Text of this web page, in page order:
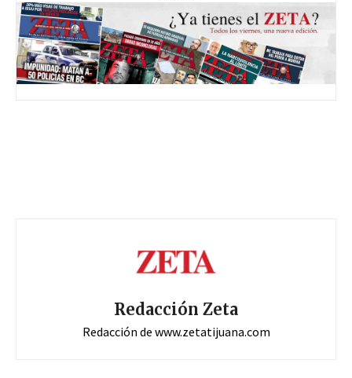
Redacción Zeta
Redacción de www.zetatijuana.com